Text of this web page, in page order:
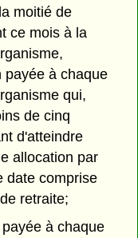
moitié de
ce mois à la
payée à chaque
qui,
de cinq
d'atteindre
allocation par
date comprise
retraite;
à chaque